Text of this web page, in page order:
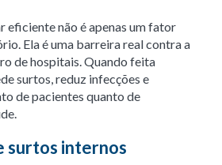
eficiente não é apenas um fator
Ela é uma barreira real contra a
de hospitais. Quando feita
surtos, reduz infecções e
de pacientes quanto de
surtos internos